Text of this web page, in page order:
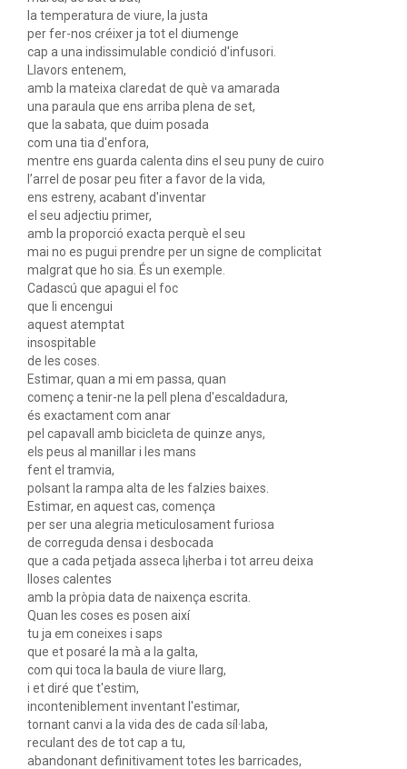
la temperatura de viure, la justa
per fer-nos créixer ja tot el diumenge
cap a una indissimulable condició d'infusori.
Llavors entenem,
amb la mateixa claredat de què va amarada
una paraula que ens arriba plena de set,
que la sabata, que duim posada
com una tia d'enfora,
mentre ens guarda calenta dins el seu puny de cuiro
l’arrel de posar peu fiter a favor de la vida,
ens estreny, acabant d'inventar
el seu adjectiu primer,
amb la proporció exacta perquè el seu
mai no es pugui prendre per un signe de complicitat
malgrat que ho sia. És un exemple.
Cadascú que apagui el foc
que li encengui
aquest atemptat
insospitable
de les coses.
Estimar, quan a mi em passa, quan
començ a tenir-ne la pell plena d'escaldadura,
és exactament com anar
pel capavall amb bicicleta de quinze anys,
els peus al manillar i les mans
fent el tramvia,
polsant la rampa alta de les falzies baixes.
Estimar, en aquest cas, comença
per ser una alegria meticulosament furiosa
de correguda densa i desbocada
que a cada petjada asseca l¡herba i tot arreu deixa
lloses calentes
amb la pròpia data de naixença escrita.
Quan les coses es posen així
tu ja em coneixes i saps
que et posaré la mà a la galta,
com qui toca la baula de viure llarg,
i et diré que t'estim,
inconteniblement inventant l'estimar,
tornant canvi a la vida des de cada síl·laba,
reculant des de tot cap a tu,
abandonant definitivament totes les barricades,